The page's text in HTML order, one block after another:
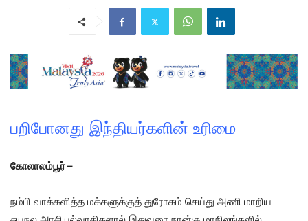
பறிபோனது இந்தியர்களின் உரிமை
கோலாலம்பூர் –
நம்பி வாக்களித்த மக்களுக்குத் துரோகம் செய்து அணி மாறிய